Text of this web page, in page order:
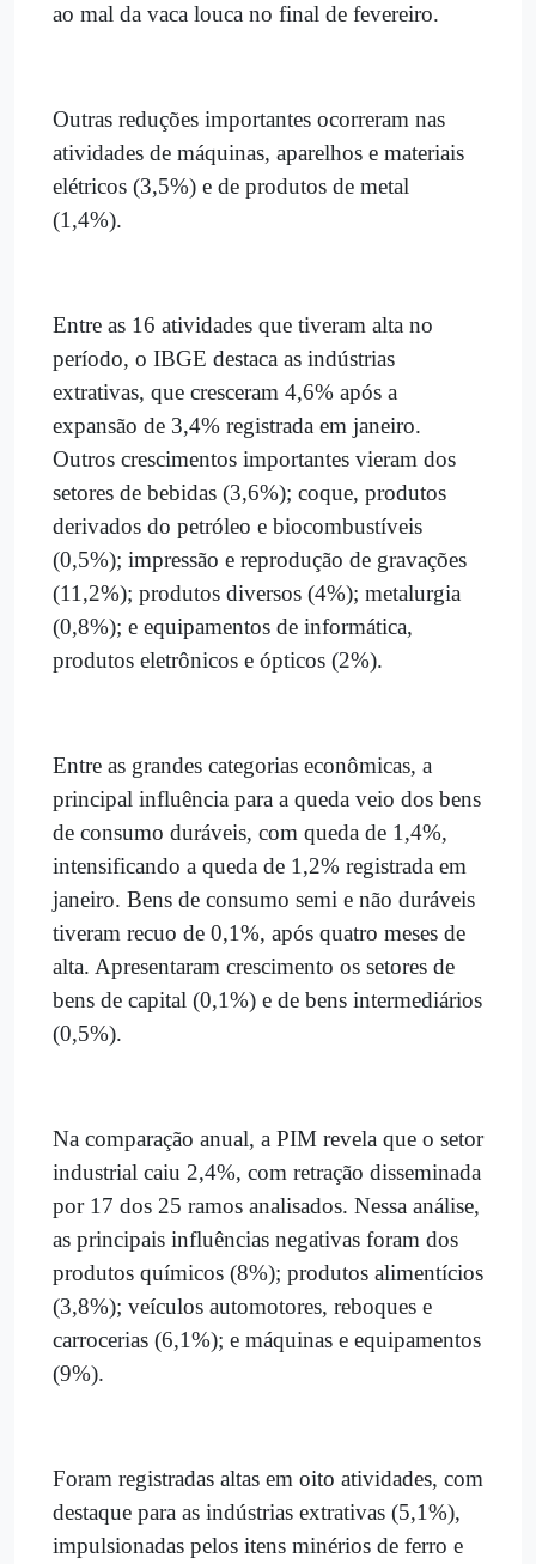
ao mal da vaca louca no final de fevereiro.
Outras reduções importantes ocorreram nas
atividades de máquinas, aparelhos e materiais
elétricos (3,5%) e de produtos de metal
(1,4%).
Entre as 16 atividades que tiveram alta no
período, o IBGE destaca as indústrias
extrativas, que cresceram 4,6% após a
expansão de 3,4% registrada em janeiro.
Outros crescimentos importantes vieram dos
setores de bebidas (3,6%); coque, produtos
derivados do petróleo e biocombustíveis
(0,5%); impressão e reprodução de gravações
(11,2%); produtos diversos (4%); metalurgia
(0,8%); e equipamentos de informática,
produtos eletrônicos e ópticos (2%).
Entre as grandes categorias econômicas, a
principal influência para a queda veio dos bens
de consumo duráveis, com queda de 1,4%,
intensificando a queda de 1,2% registrada em
janeiro. Bens de consumo semi e não duráveis
tiveram recuo de 0,1%, após quatro meses de
alta. Apresentaram crescimento os setores de
bens de capital (0,1%) e de bens intermediários
(0,5%).
Na comparação anual, a PIM revela que o setor
industrial caiu 2,4%, com retração disseminada
por 17 dos 25 ramos analisados. Nessa análise,
as principais influências negativas foram dos
produtos químicos (8%); produtos alimentícios
(3,8%); veículos automotores, reboques e
carrocerias (6,1%); e máquinas e equipamentos
(9%).
Foram registradas altas em oito atividades, com
destaque para as indústrias extrativas (5,1%),
impulsionadas pelos itens minérios de ferro e